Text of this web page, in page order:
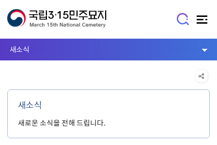
새소식
새소식
새로운 소식을 전해 드립니다.